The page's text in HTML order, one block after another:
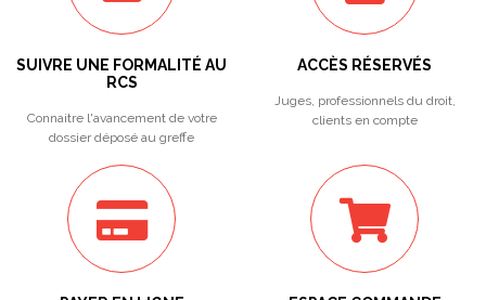
SUIVRE UNE FORMALITÉ AU
RCS
Connaitre l'avancement de votre
dossier déposé au greffe
ACCÈS RÉSERVÉS
Juges, professionnels du droit,
clients en compte